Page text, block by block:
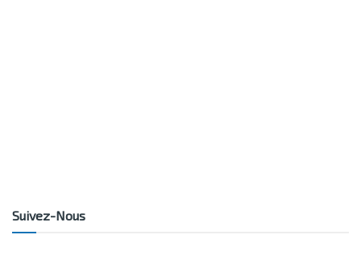
Suivez-Nous